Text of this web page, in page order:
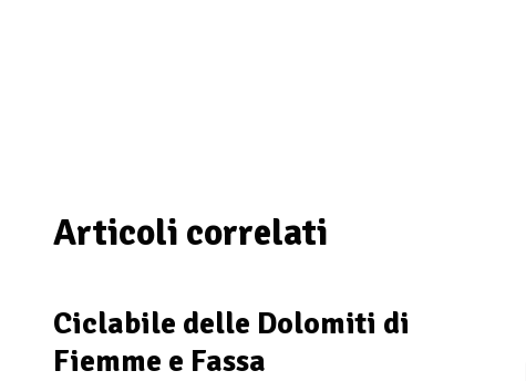
Articoli correlati
Ciclabile delle Dolomiti di
Fiemme e Fassa